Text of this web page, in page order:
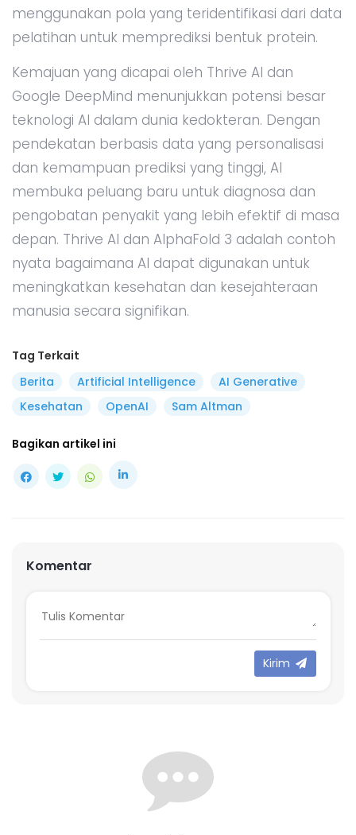
menggunakan pola yang teridentifikasi dari data
pelatihan untuk memprediksi bentuk protein.
Kemajuan yang dicapai oleh Thrive AI dan
Google DeepMind menunjukkan potensi besar
teknologi AI dalam dunia kedokteran. Dengan
pendekatan berbasis data yang personalisasi
dan kemampuan prediksi yang tinggi, AI
membuka peluang baru untuk diagnosa dan
pengobatan penyakit yang lebih efektif di masa
depan. Thrive AI dan AlphaFold 3 adalah contoh
nyata bagaimana AI dapat digunakan untuk
meningkatkan kesehatan dan kesejahteraan
manusia secara signifikan.
Tag Terkait
Berita
Artificial Intelligence
AI Generative
Kesehatan
OpenAI Sam Altman
Bagikan artikel ini
Komentar
Kirim